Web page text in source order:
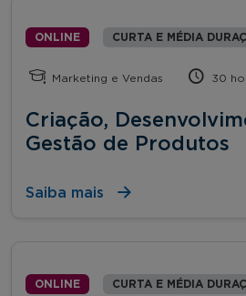
ONLINE CURTA E MÉDIA
Marketing e Vendas 30
Criação,
Gestão de Produtos
Saiba mais
ONLINE CURTA E MÉDIA